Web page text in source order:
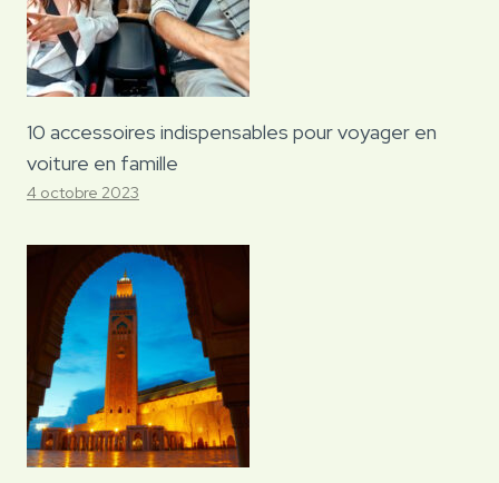
10 accessoires indispensables pour voyager en
voiture en famille
4 octobre 2023